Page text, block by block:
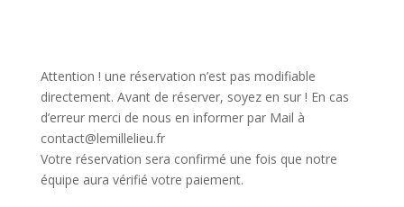
Attention ! une réservation n’est pas modifiable
directement. Avant de réserver, soyez en sur ! En cas
d’erreur merci de nous en informer par Mail à
contact@lemillelieu.fr
Votre réservation sera confirmé une fois que notre
équipe aura vérifié votre paiement.